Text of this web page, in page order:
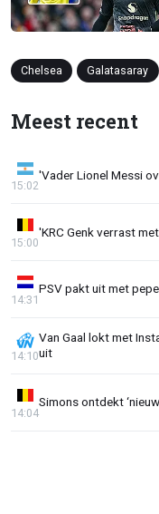
Chelsea Galatasaray
Meest recent
'Vader Lionel Messi
15:02
'KRC Genk verrast
15:00
PSV pakt uit met
14:31
Van Gaal lokt met
uit
14:10
Simons ontdekt
14:04